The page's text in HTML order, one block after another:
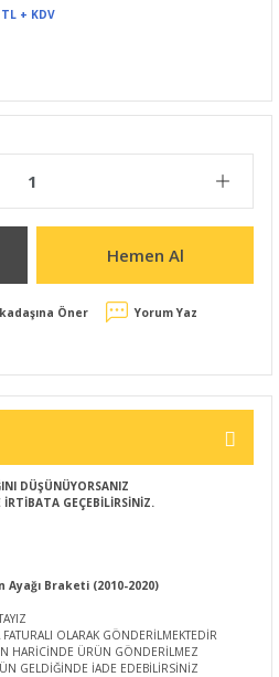
+ KDV
Hemen Al
Öner Yorum Yaz
DÜŞÜNÜYORSANIZ
GEÇEBİLİRSİNİZ.
Braketi (2010-2020)
OLARAK GÖNDERİLMEKTEDİR
HARİCİNDE ÜRÜN GÖNDERİLMEZ
GELDİĞİNDE İADE EDEBİLİRSİNİZ